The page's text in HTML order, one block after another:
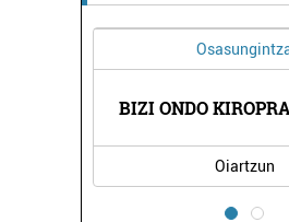
BIZI ONDO
Oiartzun